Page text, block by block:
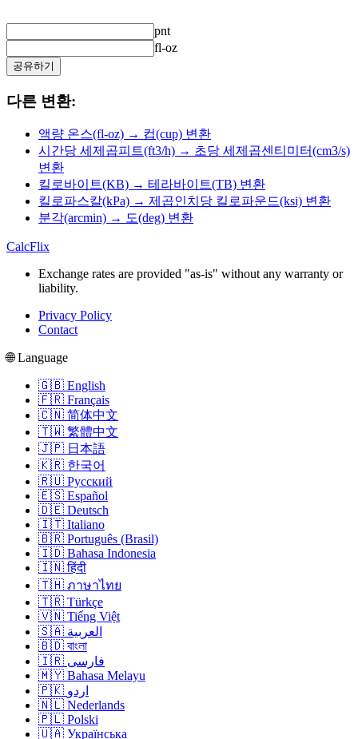
pnt
fl-oz
공유하기
다른 변환:
액량 온스(fl-oz) → 컵(cup) 변환
시간당 세제곱피트(ft3/h) → 초당 세제곱센티미터(cm3/s)
변환
킬로바이트(KB) → 테라바이트(TB) 변환
킬로파스칼(kPa) → 제곱인치당 킬로파운드(ksi) 변환
분각(arcmin) → 도(deg) 변환
CalcFlix
Exchange rates are provided "as-is" without any warranty or
liability.
Privacy Policy
Contact
🌐 Language
🇬🇧 English
🇫🇷 Français
🇨🇳 简体中文
🇹🇼 繁體中文
🇯🇵 日本語
🇰🇷 한국어
🇷🇺 Русский
🇪🇸 Español
🇩🇪 Deutsch
🇮🇹 Italiano
🇧🇷 Português (Brasil)
🇮🇩 Bahasa Indonesia
🇮🇳 हिंदी
🇹🇭 ภาษาไทย
🇹🇷 Türkçe
🇻🇳 Tiếng Việt
🇸🇦 العربية
🇧🇩 বাংলা
🇮🇷 فارسی
🇲🇾 Bahasa Melayu
🇵🇰 اردو
🇳🇱 Nederlands
🇵🇱 Polski
🇺🇦 Українська